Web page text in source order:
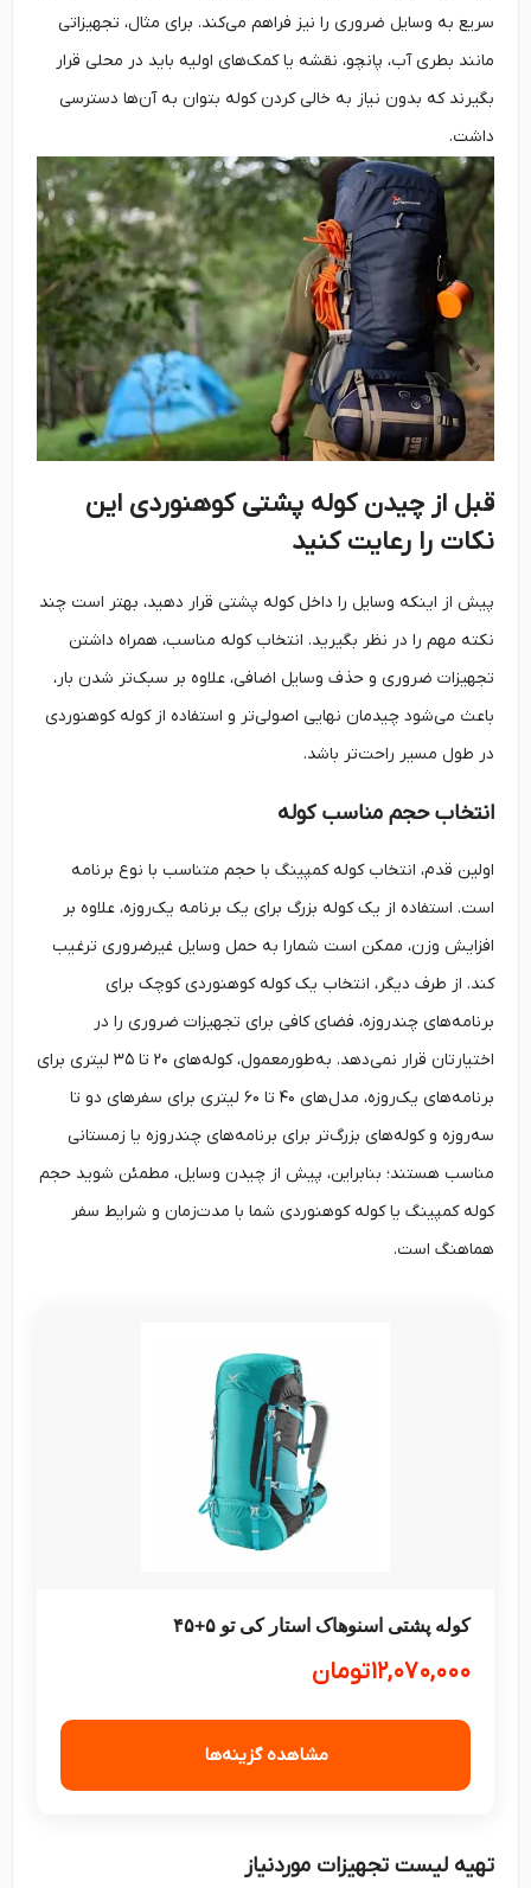
سریع به وسایل ضروری را نیز فراهم می‌کند. برای مثال، تجهیزاتی
مانند بطری آب، پانچو، نقشه یا کمک‌های اولیه باید در محلی قرار
بگیرند که بدون نیاز به خالی کردن کوله بتوان به آن‌ها دسترسی
داشت.
قبل از چیدن کوله پشتی کوهنوردی این
نکات را رعایت کنید
پیش از اینکه وسایل را داخل کوله پشتی قرار دهید، بهتر است چند
نکته مهم را در نظر بگیرید. انتخاب کوله مناسب، همراه داشتن
تجهیزات ضروری و حذف وسایل اضافی، علاوه بر سبک‌تر شدن بار،
باعث می‌شود چیدمان نهایی اصولی‌تر و استفاده از کوله کوهنوردی
در طول مسیر راحت‌تر باشد.
انتخاب حجم مناسب کوله
اولین قدم، انتخاب کوله کمپینگ با حجم متناسب با نوع برنامه
است. استفاده از یک کوله بزرگ برای یک برنامه یک‌روزه، علاوه بر
افزایش وزن، ممکن است شمارا به حمل وسایل غیرضروری ترغیب
کند. از طرف دیگر، انتخاب یک کوله کوهنوردی کوچک برای
برنامه‌های چندروزه، فضای کافی برای تجهیزات ضروری را در
اختیارتان قرار نمی‌دهد. به‌طورمعمول، کوله‌های ۲۰ تا ۳۵ لیتری برای
برنامه‌های یک‌روزه، مدل‌های ۴۰ تا ۶۰ لیتری برای سفرهای دو تا
سه‌روزه و کوله‌های بزرگ‌تر برای برنامه‌های چندروزه یا زمستانی
مناسب هستند؛ بنابراین، پیش از چیدن وسایل، مطمئن شوید حجم
کوله کمپینگ یا کوله کوهنوردی شما با مدت‌زمان و شرایط سفر
هماهنگ است.
کوله پشتی اسنوهاک استار کی تو ۵+۴۵
۱۲,۰۷۰,۰۰۰تومان
مشاهده گزینه‌ها
تهیه لیست تجهیزات موردنیاز